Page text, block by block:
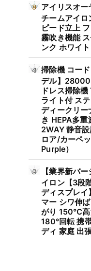
アイリスオ
チームアイロ
ピード立上
霧吹き機能
ンク ホワイ
掃除機 コー
デル】
ドレス掃除
ライト付 ス
ディークリー
き HEPA多
2WAY 静音
ロア/カーペ
Purple）
【業界新バ
イロン【3段
ディスプレイ
マー シワ伸
がり 150℃高
180°回転 携
ディ 家庭 出